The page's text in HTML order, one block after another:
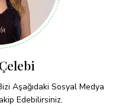
Aşağıdaki Sosyal Medya
Edebilirsiniz.